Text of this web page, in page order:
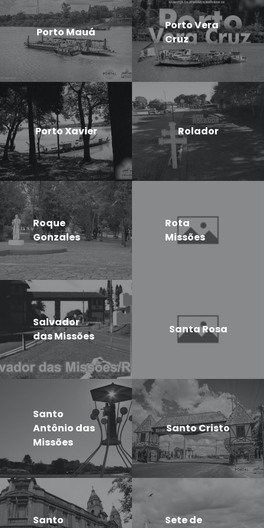
Porto Mauá
Porto Vera
Cruz
Porto Xavier Rolador
Roque
Gonzales
Rota
Missões
Salvador
das Missões
Santa Rosa
Santo
Antônio das
Missões
Santo Cristo
Santo
Sete de